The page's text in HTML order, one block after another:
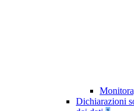
Dichiarazioni